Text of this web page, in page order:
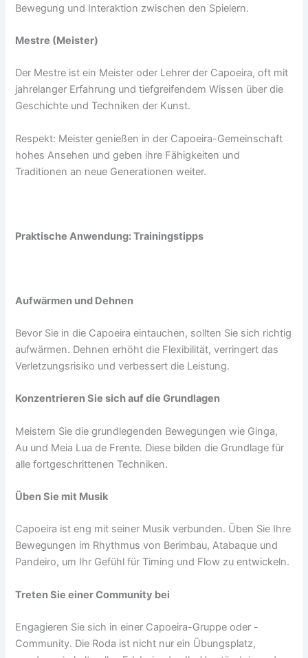
Bewegung und Interaktion zwischen den Spielern.
Mestre (Meister)
Der Mestre ist ein Meister oder Lehrer der Capoeira, oft mit
jahrelanger Erfahrung und tiefgreifendem Wissen über die
Geschichte und Techniken der Kunst.
Respekt: ​​Meister genießen in der Capoeira-Gemeinschaft
hohes Ansehen und geben ihre Fähigkeiten und
Traditionen an neue Generationen weiter.
Praktische Anwendung: Trainingstipps
Aufwärmen und Dehnen
Bevor Sie in die Capoeira eintauchen, sollten Sie sich richtig
aufwärmen. Dehnen erhöht die Flexibilität, verringert das
Verletzungsrisiko und verbessert die Leistung.
Konzentrieren Sie sich auf die Grundlagen
Meistern Sie die grundlegenden Bewegungen wie Ginga,
Au und Meia Lua de Frente. Diese bilden die Grundlage für
alle fortgeschrittenen Techniken.
Üben Sie mit Musik
Capoeira ist eng mit seiner Musik verbunden. Üben Sie Ihre
Bewegungen im Rhythmus von Berimbau, Atabaque und
Pandeiro, um Ihr Gefühl für Timing und Flow zu entwickeln.
Treten Sie einer Community bei
Engagieren Sie sich in einer Capoeira-Gruppe oder -
Community. Die Roda ist nicht nur ein Übungsplatz,